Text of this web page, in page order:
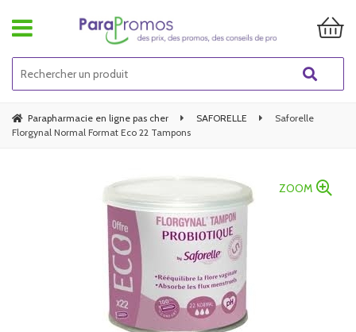
Parapharmacie en ligne pas cher SAFORELLE
Saforelle
Florgynal Normal Format Eco 22 Tampons
ZOOM